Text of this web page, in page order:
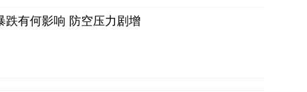
跌有何影响 防空压力剧增